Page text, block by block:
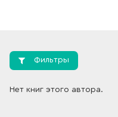
Фильтры
Нет книг этого автора.